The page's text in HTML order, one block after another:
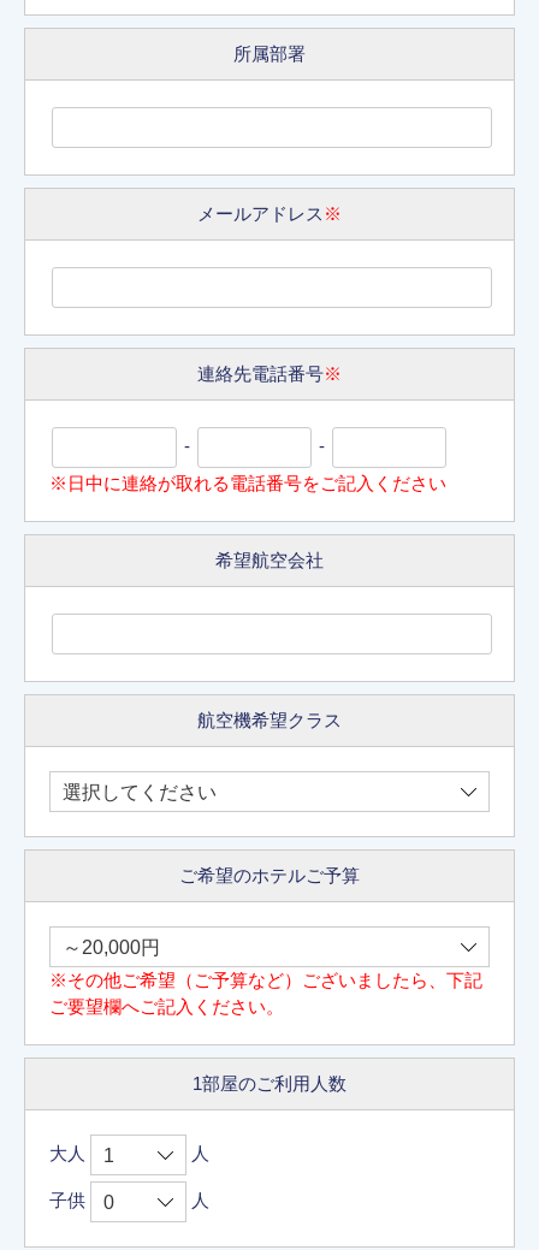
所属部署
メールアドレス ※
連絡先電話番号※
-
-
※日中に連絡が取れる電話番号をご記入ください
希望航空会社
航空機希望クラス
ご希望のホテルご予算
※その他ご希望（ご予算など）ございましたら、下記
ご要望欄へご記入ください。
1部屋のご利用人数
大人 人
子供 人